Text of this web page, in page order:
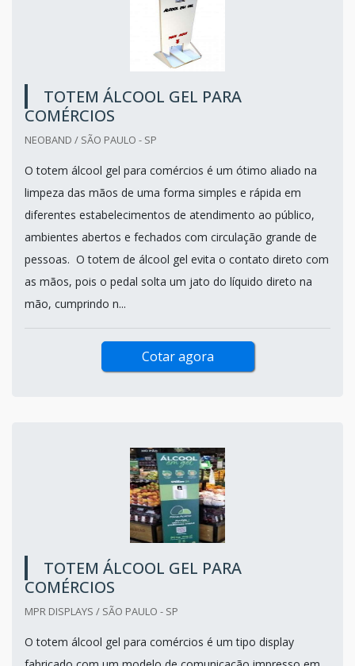
TOTEM ÁLCOOL GEL PARA
COMÉRCIOS
NEOBAND / SÃO PAULO - SP
O totem álcool gel para comércios é um ótimo aliado na
limpeza das mãos de uma forma simples e rápida em
diferentes estabelecimentos de atendimento ao público,
ambientes abertos e fechados com circulação grande de
pessoas. O totem de álcool gel evita o contato direto com
as mãos, pois o pedal solta um jato do líquido direto na
mão, cumprindo n...
Cotar agora
TOTEM ÁLCOOL GEL PARA
COMÉRCIOS
MPR DISPLAYS / SÃO PAULO - SP
O totem álcool gel para comércios é um tipo display